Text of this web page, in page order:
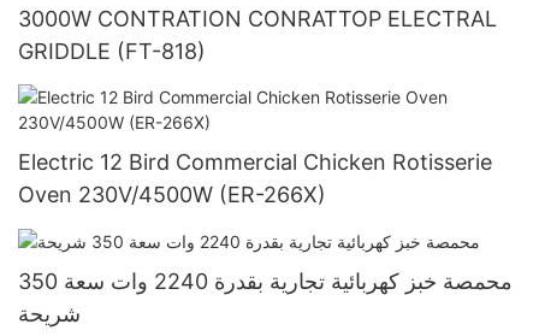
3000W CONTRATION CONRATTOP ELECTRAL
GRIDDLE (FT-818)
Electric 12 Bird Commercial Chicken Rotisserie
Oven 230V/4500W (ER-266X)
محمصة خبز كهربائية تجارية بقدرة 2240 وات سعة 350
شريحة